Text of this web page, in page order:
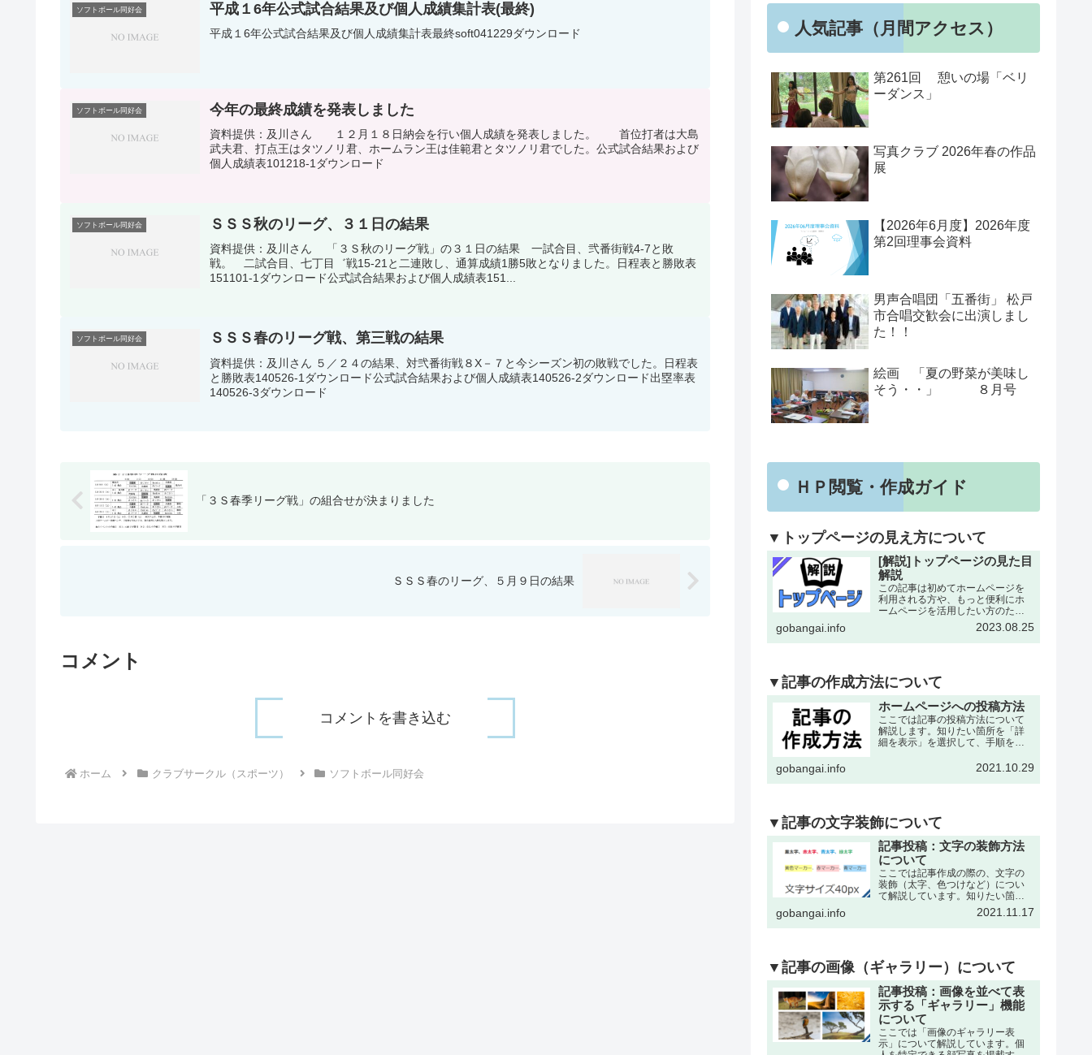
ソフトボール同好会 平成１6年公式試合結果及び個人成績集計表(最終)
平成１6年公式試合結果及び個人成績集計表最終soft041229ダウンロード
ソフトボール同好会 今年の最終成績を発表しました
資料提供：及川さん １２月１８日納会を行い個人成績を発表しました。 首位打者は大島
武夫君、打点王はタツノリ君、ホームラン王は佳範君とタツノリ君でした。公式試合結果および
個人成績表101218-1ダウンロード
ソフトボール同好会 ＳＳＳ秋のリーグ、３１日の結果
資料提供：及川さん 「３Ｓ秋のリーグ戦」の３１日の結果 一試合目、弐番街戦4-7と敗
戦。 二試合目、七丁目゛戦15-21と二連敗し、通算成績1勝5敗となりました。日程表と勝敗表
151101-1ダウンロード公式試合結果および個人成績表151...
ソフトボール同好会 ＳＳＳ春のリーグ戦、第三戦の結果
資料提供：及川さん ５／２４の結果、対弐番街戦８X－７と今シーズン初の敗戦でした。日程表
と勝敗表140526-1ダウンロード公式試合結果および個人成績表140526-2ダウンロード出塁率表
140526-3ダウンロード
「３Ｓ春季リーグ戦」の組合せが決まりました
ＳＳＳ春のリーグ、５月９日の結果
コメント
コメントを書き込む
ホーム クラブサークル（スポーツ） ソフトボール同好会
人気記事（月間アクセス）
第261回 憩いの場「ベリ
ーダンス」
写真クラブ 2026年春の作品
展
【2026年6月度】2026年度
第2回理事会資料
男声合唱団「五番街」 松戸
市合唱交歓会に出演しまし
た！！
絵画 「夏の野菜が美味し
そう・・」 ８月号
ＨＰ閲覧・作成ガイド
▼トップページの見え方について
[解説]トップページの見た目
解説
この記事は初めてホームページを
利用される方や、もっと便利にホ
ームページを活用したい方のため
にトップページの各所について改
めて解説した記事となります。改
めて確認することで今まで利用し
振…
gobangai.info 2023.08.25
▼記事の作成方法について
ホームページへの投稿方法
ここでは記事の投稿方法について
解説します。知りたい箇所を「詳
細を表示」を選択して、手順を確
各々の委員会・団体・クラブサー
す。それぞれに記事作成の為の
gobangai.info 2021.10.29
▼記事の文字装飾について
記事投稿：文字の装飾方法
について
ここでは記事作成の際の、文字の
装飾（太字、色つけなど）につい
て解説しています。知りたい箇所
を「詳細を表示」を選択して、手
順を確認して下さい。※記事の作
成・編集などの基本操作は下記の
い…
gobangai.info 2021.11.17
▼記事の画像（ギャラリー）について
記事投稿：画像を並べて表
示する「ギャラリー」機能
について
ここでは「画像のギャラリー表
示」について解説しています。個